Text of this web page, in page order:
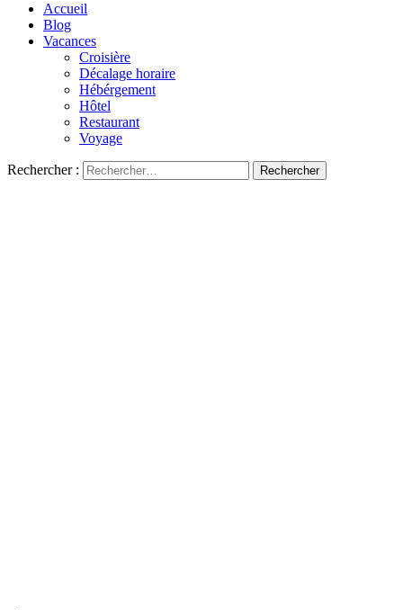
Accueil
Blog
Vacances
Croisière
Décalage horaire
Hébérgement
Hôtel
Restaurant
Voyage
Rechercher :